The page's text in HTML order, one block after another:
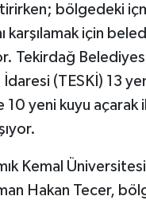
bölgedeki
karşılamak için
Tekirdağ
İdaresi (TESKİ) 13
10 yeni kuyu açarak
Kemal
Hakan Tecer,